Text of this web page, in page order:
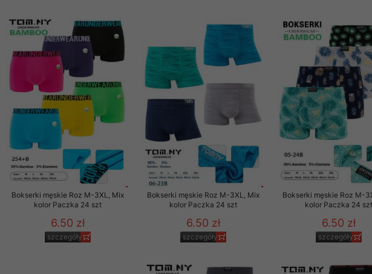
Bokserki męskie Roz M-3XL, Mix
kolor Paczka 24 szt
6.50 zł
szczegóły
Bokserki męskie Roz M-3XL, Mix
kolor Paczka 24 szt
6.50 zł
szczegóły
Bokserki męskie Roz M-
kolor Paczka 24
6.50 zł
szczegóły